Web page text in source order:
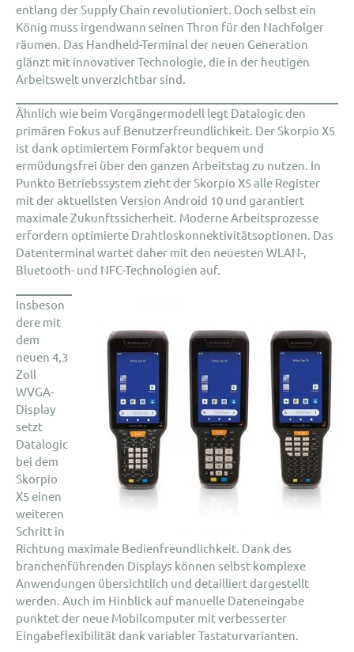
entlang der Supply Chain revolutioniert. Doch selbst ein
König muss irgendwann seinen Thron für den Nachfolger
räumen. Das Handheld-Terminal der neuen Generation
glänzt mit innovativer Technologie, die in der heutigen
Arbeitswelt unverzichtbar sind.
Ähnlich wie beim Vorgängermodell legt Datalogic den
primären Fokus auf Benutzerfreundlichkeit. Der Skorpio X5
ist dank optimiertem Formfaktor bequem und
ermüdungsfrei über den ganzen Arbeitstag zu nutzen. In
Punkto Betriebssystem zieht der Skorpio X5 alle Register
mit der aktuellsten Version Android 10 und garantiert
maximale Zukunftssicherheit. Moderne Arbeitsprozesse
erfordern optimierte Drahtloskonnektivitätsoptionen. Das
Datenterminal wartet daher mit den neuesten WLAN-,
Bluetooth- und NFC-Technologien auf.
Insbeson
dere mit
dem
neuen 4,3
Zoll
WVGA-
Display
setzt
Datalogic
bei dem
Skorpio
X5 einen
weiteren
Schritt in
Richtung maximale Bedienfreundlichkeit. Dank des
branchenführenden Displays können selbst komplexe
Anwendungen übersichtlich und detailliert dargestellt
werden. Auch im Hinblick auf manuelle Dateneingabe
punktet der neue Mobilcomputer mit verbesserter
Eingabeflexibilität dank variabler Tastaturvarianten.